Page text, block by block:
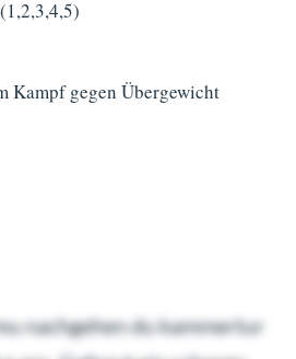
Kampf gegen Übergewicht
nachgehen du kammertur